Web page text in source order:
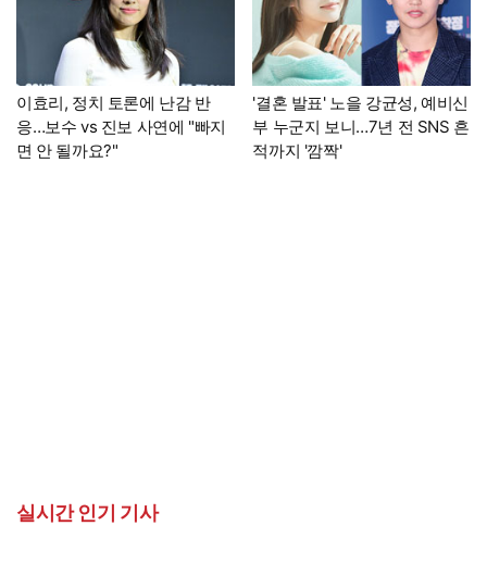
이효리, 정치 토론에 난감 반
응…보수 vs 진보 사연에 "빠지
면 안 될까요?"
'결혼 발표' 노을 강균성, 예비신
부 누군지 보니…7년 전 SNS 흔
적까지 '깜짝'
실시간 인기 기사